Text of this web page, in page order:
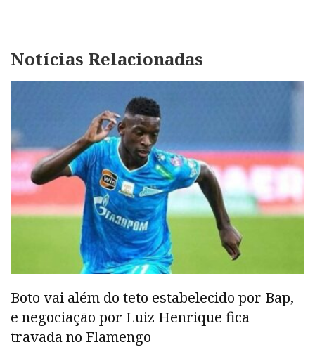
Notícias Relacionadas
Boto vai além do teto estabelecido por Bap,
e negociação por Luiz Henrique fica
travada no Flamengo